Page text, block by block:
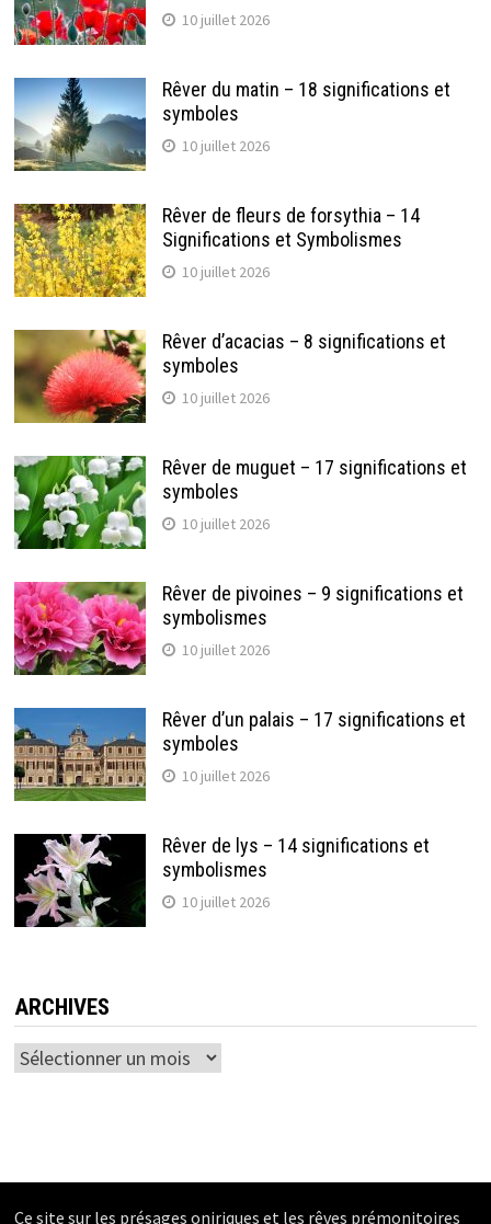
10 juillet 2026
Rêver du matin – 18 significations et
symboles
10 juillet 2026
Rêver de fleurs de forsythia – 14
Significations et Symbolismes
10 juillet 2026
Rêver d’acacias – 8 significations et
symboles
10 juillet 2026
Rêver de muguet – 17 significations et
symboles
10 juillet 2026
Rêver de pivoines – 9 significations et
symbolismes
10 juillet 2026
Rêver d’un palais – 17 significations et
symboles
10 juillet 2026
Rêver de lys – 14 significations et
symbolismes
10 juillet 2026
ARCHIVES
Archives
Ce site sur les présages oniriques et les rêves prémonitoires